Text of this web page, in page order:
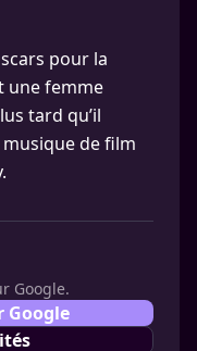
pour la
une femme
tard qu’il
de film
Google.
Google